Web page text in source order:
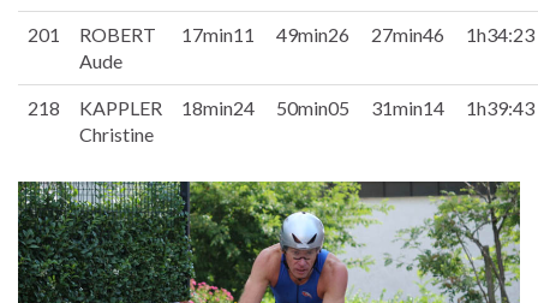
201
ROBERT
Aude
17min11 49min26 27min46 1h34:23
218
KAPPLER
Christine
18min24 50min05 31min14 1h39:43